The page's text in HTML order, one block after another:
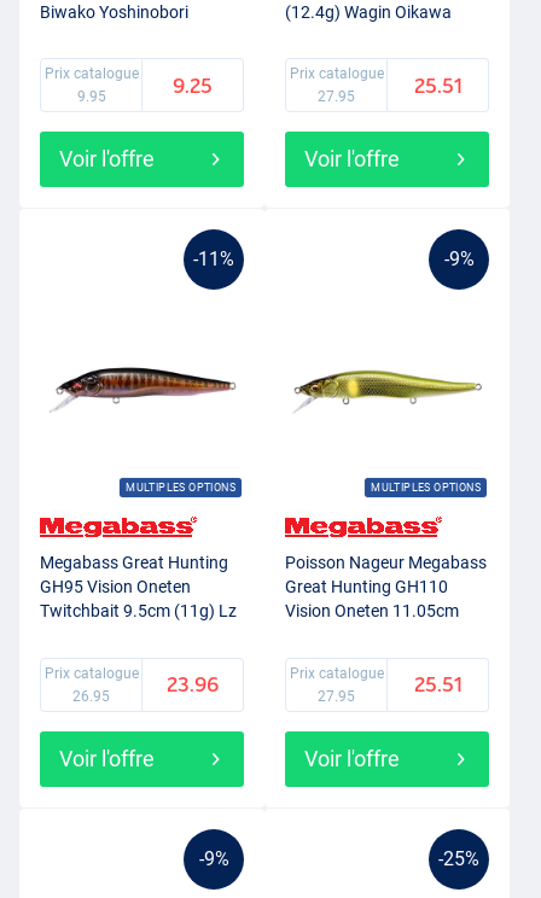
Biwako Yoshinobori
Prix catalogue
9.95
9.25
Voir l'offre
(12.4g) Wagin Oikawa
Prix catalogue
27.95
25.51
Voir l'offre
-11%
MULTIPLES OPTIONS
Megabass Great Hunting
GH95 Vision Oneten
Twitchbait 9.5cm (11g) Lz
Prix catalogue
26.95
23.96
Voir l'offre
-9%
MULTIPLES OPTIONS
Poisson Nageur Megabass
Great Hunting GH110
Vision Oneten 11.05cm
Prix catalogue
27.95
25.51
Voir l'offre
-9% -25%